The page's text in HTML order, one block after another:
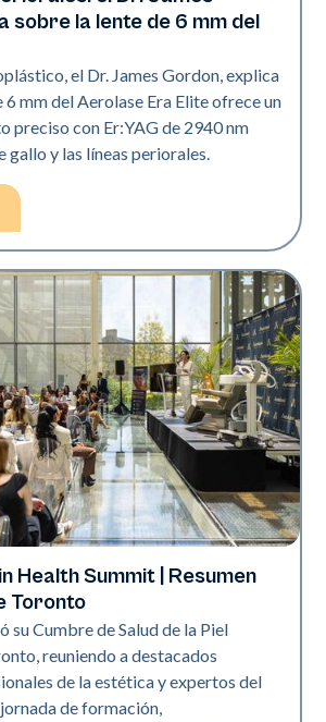
sobre la lente de 6 mm del
el Dr. James Gordon, explica
6 mm del Aerolase Era Elite ofrece un
preciso con Er:YAG de 2940 nm
gallo y las líneas periorales.
Health Summit | Resumen
Toronto
su Cumbre de Salud de la Piel
reuniendo a destacados
de la estética y expertos del
de formación,